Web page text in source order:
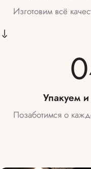
Изготовим всё
Упакуем
Позаботимся о